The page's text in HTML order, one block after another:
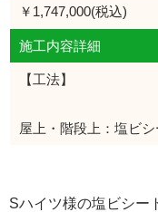
￥1,747,000(税込)
施工内容詳細
【工法】
屋上・階段上：塩ビ
Sハイツ様の塩ビシー